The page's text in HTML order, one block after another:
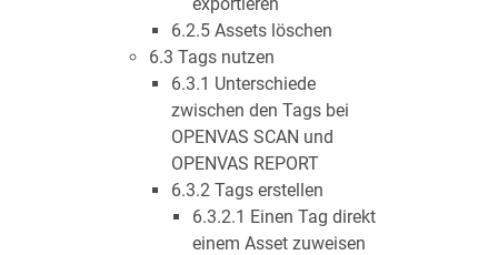
6.2.5 Assets löschen
6.3 Tags nutzen
6.3.1 Unterschiede
zwischen den Tags bei
OPENVAS SCAN und
OPENVAS REPORT
6.3.2 Tags erstellen
6.3.2.1 Einen Tag direkt
einem Asset zuweisen